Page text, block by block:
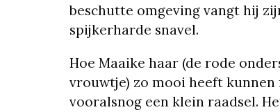
beschutte omgeving vangt hij
spijkerharde snavel.
Hoe Maaike haar (de rode
vrouwtje) zo mooi heeft
vooralsnog een klein raadsel.